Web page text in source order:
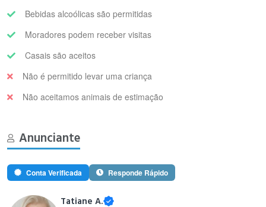
Bebidas alcoólicas são permitidas
Moradores podem receber visitas
Casais são aceitos
Não é permitido levar uma criança
Não aceitamos animais de estimação
Anunciante
Conta Verificada Responde Rápido
Tatiane A.